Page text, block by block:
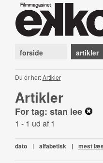
forside artikler
Du er her:Artikler
Artikler
For tag: stan lee
1 - 1 ud af 1
dato | alfabetisk | mest